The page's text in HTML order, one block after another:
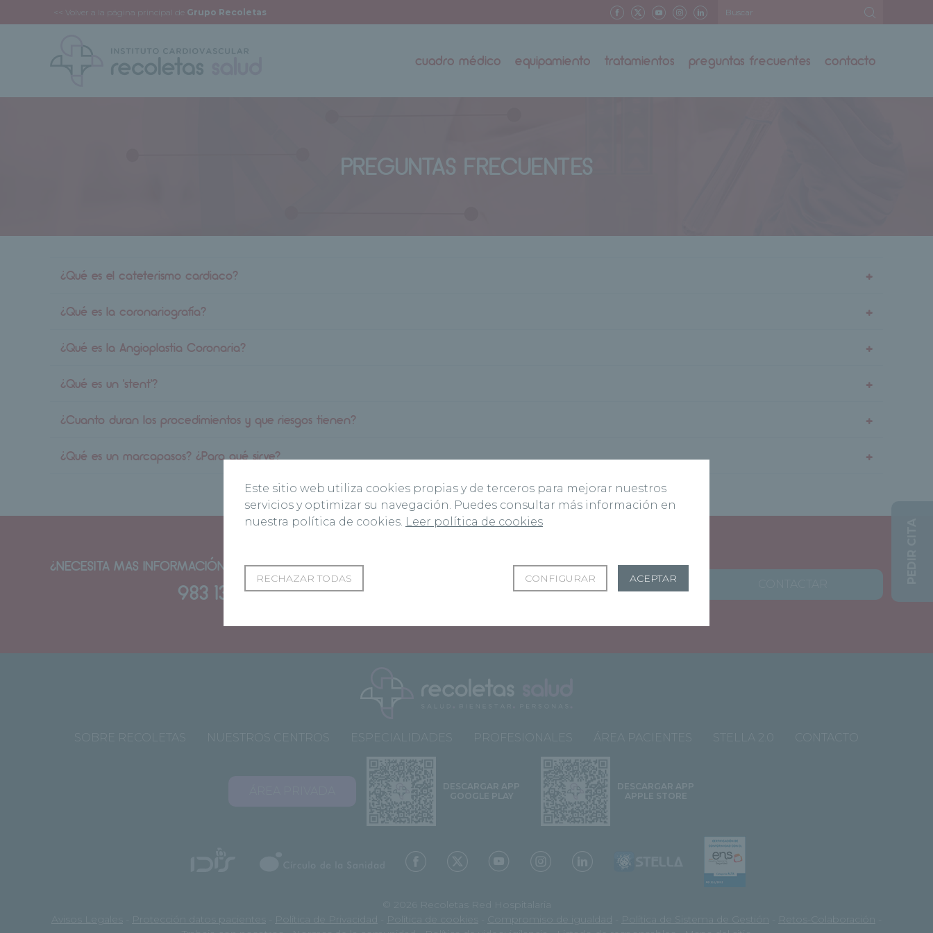
<< Volver a la página principal de Grupo Recoletas
cuadro médico equipamiento tratamientos preguntas frecuentes contacto
PREGUNTAS FRECUENTES
¿Qué es el cateterismo cardiaco? +
¿Qué es la coronariografía? +
¿Qué es la Angioplastia Coronaria? +
¿Qué es un 'stent'? +
¿Cuanto duran los procedimientos y que riesgos tienen? +
¿Qué es un marcapasos? ¿Para qué sirve? +
¿NECESITA MAS INFORMACIÓN? CONTACTE CON NOSOTROS.
983 135 555
SOBRE RECOLETAS NUESTROS CENTROS ESPECIALIDADES PROFESIONALES ÁREA PACIENTES STELLA 2.0 CONTACTO
DESCARGAR APP
GOOGLE PLAY
DESCARGAR APP
APPLE STORE
© 2026 Recoletas Red Hospitalaria
Avisos Legales
Protección datos pacientes Política de Privacidad Política de cookies Compromiso de igualdad Política de Sistema de Gestión Retos-Colaboración
Este sitio web utiliza cookies propias y de terceros para mejorar nuestros
servicios y optimizar su navegación. Puedes consultar más información en
nuestra política de cookies. Leer política de cookies
RECHAZAR TODAS CONFIGURAR ACEPTAR